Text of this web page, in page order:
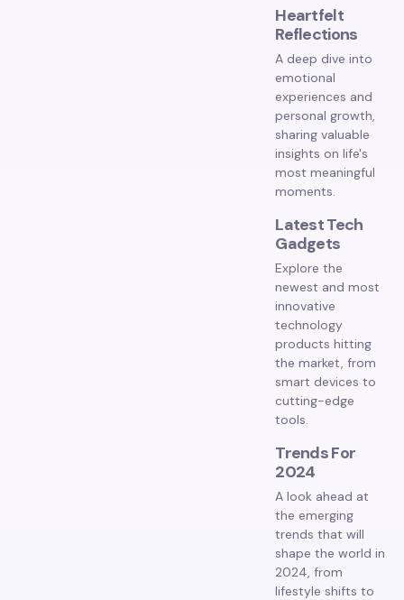
Heartfelt
Reflections
A deep dive into
emotional
experiences and
personal growth,
sharing valuable
insights on life's
most meaningful
moments.
Latest Tech
Gadgets
Explore the
newest and most
innovative
technology
products hitting
the market, from
smart devices to
cutting-edge
tools.
Trends For
2024
A look ahead at
the emerging
trends that will
shape the world in
2024, from
lifestyle shifts to